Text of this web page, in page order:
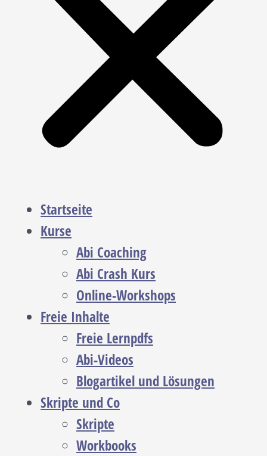
Startseite
Kurse
Abi Coaching
Abi Crash Kurs
Online-Workshops
Freie Inhalte
Freie Lernpdfs
Abi-Videos
Blogartikel und Lösungen
Skripte und Co
Skripte
Workbooks